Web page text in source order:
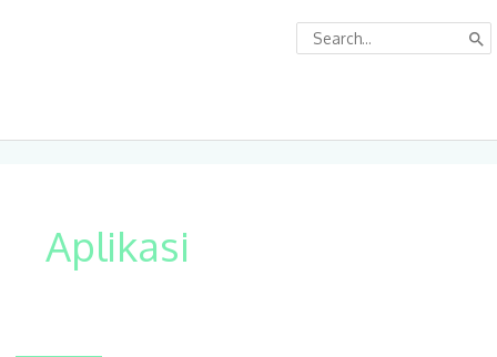
Search
for:
Aplikasi